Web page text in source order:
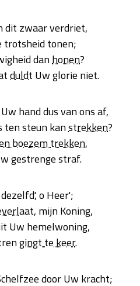
dit zwaar verdriet,
trotsheid tonen;
danhonen?
duldt Uw glorie niet.
hand dus van ons af,
ten steun kanstrekken?
boezem trekken,
gestrenge straf.
o Heer';
, mijn Koning,
Uw hemelwoning,
gingt te keer.
door Uw kracht;